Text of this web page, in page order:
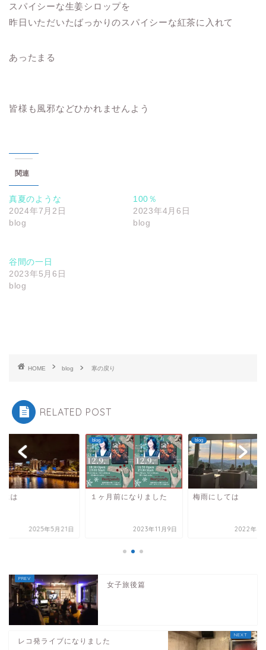
スパイシーな生姜シロップを
昨日いただいたばっかりのスパイシーな紅茶に入れて
あったまる
皆様も風邪などひかれませんよう
関連
真夏のような
2024年7月2日
blog
100％
2023年4月6日
blog
谷間の一日
2023年5月6日
blog
HOME blog 寒の戻り
RELATED POST
には
2025年5月21日
blog
１ヶ月前になりました
2023年11月9日
blog
梅雨にしては
2022年6
女子旅後篇
レコ発ライブになりました